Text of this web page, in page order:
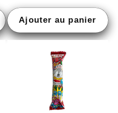
Ajouter au panier